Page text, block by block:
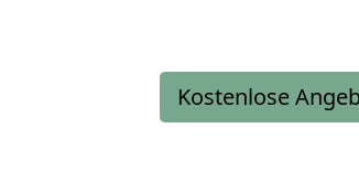
Kostenlose